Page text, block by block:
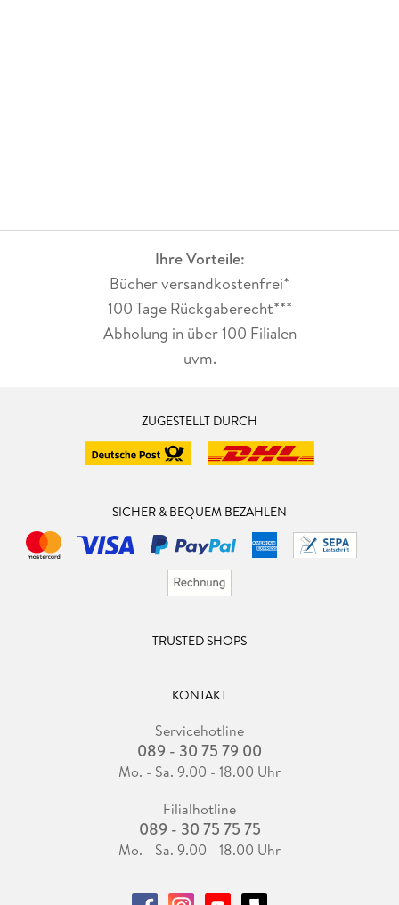
Ihre Vorteile:
Bücher versandkostenfrei*
100 Tage Rückgaberecht***
Abholung in über 100 Filialen
uvm.
ZUGESTELLT DURCH
SICHER & BEQUEM BEZAHLEN
TRUSTED SHOPS
KONTAKT
Servicehotline
089 - 30 75 79 00
Mo. - Sa. 9.00 - 18.00 Uhr
Filialhotline
089 - 30 75 75 75
Mo. - Sa. 9.00 - 18.00 Uhr